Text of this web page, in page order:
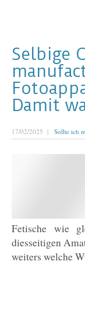
Selbige
Damit
17/02/2025 | Sollte ich
Fetische wie
diesseitigen
weiters welche